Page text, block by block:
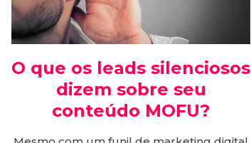
O que os leads silenciosos
dizem sobre seu
conteúdo MOFU?